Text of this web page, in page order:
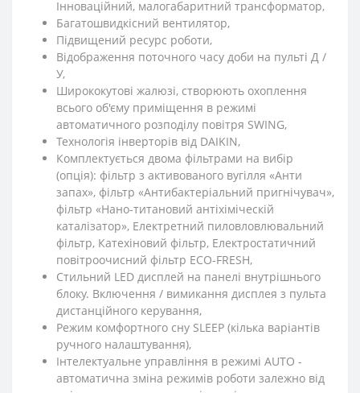
Інноваційний, малогабаритний трансформатор,
Багатошвидкісний вентилятор,
Підвищений ресурс роботи,
Відображення поточного часу доби на пульті Д /
У,
Ширококутові жалюзі, створюють охоплення
всього об'єму приміщення в режимі
автоматичного розподілу повітря SWING,
Технологія інверторів від DAIKIN,
Комплектується двома фільтрами на вибір
(опція): фільтр з активованого вугілля «Анти
запах», фільтр «Антибактеріальний пригнічувач»,
фільтр «Нано-титановий антіхіміческій
каталізатор», Електретний пиловловлювальний
фільтр, Катехіновий фільтр, Електростатичний
повітроочисний фільтр ЕСО-FRESH,
Стильний LED дисплей на панелі внутрішнього
блоку. Включення / вимикання дисплея з пульта
дистанційного керування,
Режим комфортного сну SLЕЕР (кілька варіантів
ручного налаштування),
Інтелектуальне управління в режимі AUTO -
автоматична зміна режимів роботи залежно від